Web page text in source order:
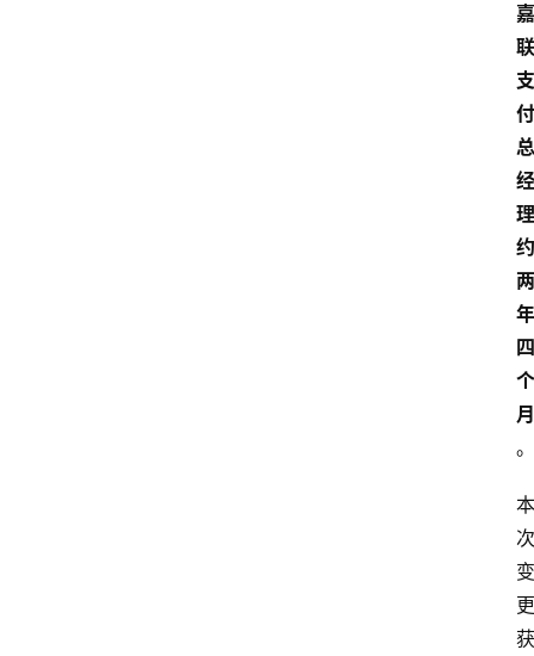
嘉
联
支
付
总
经
理
约
两
年
四
个
月
。
本
次
变
更
获